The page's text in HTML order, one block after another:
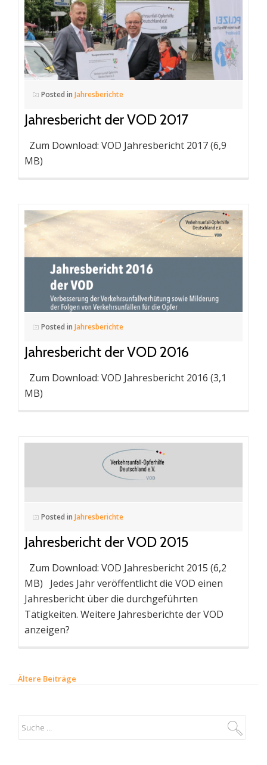
Posted in Jahresberichte
Jahresbericht der VOD 2017
Zum Download: VOD Jahresbericht 2017 (6,9
MB)
Posted in Jahresberichte
Jahresbericht der VOD 2016
Zum Download: VOD Jahresbericht 2016 (3,1
MB)
Posted in Jahresberichte
Jahresbericht der VOD 2015
Zum Download: VOD Jahresbericht 2015 (6,2
MB) Jedes Jahr veröffentlicht die VOD einen
Jahresbericht über die durchgeführten
Tätigkeiten. Weitere Jahresberichte der VOD
anzeigen?
i
t
Ältere Beiträge